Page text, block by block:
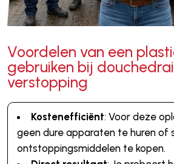
Voordelen van een
gebruiken bij
verstopping
Kostenefficiënt: Voor deze
geen dure apparaten te huren of
ontstoppingsmiddelen te kopen.